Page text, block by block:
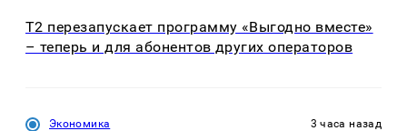
Т2 перезапускает программу «Выгодно вместе»
– теперь и для абонентов других операторов
Экономика 3 часа назад